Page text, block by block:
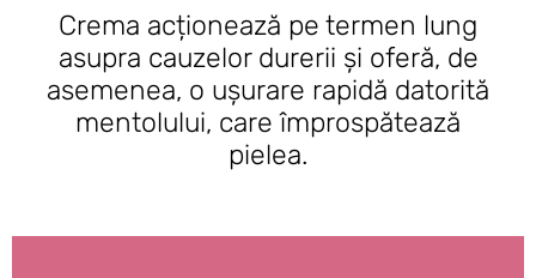
Crema acționează pe termen lung
asupra cauzelor durerii și oferă, de
asemenea, o ușurare rapidă datorită
mentolului, care împrospătează
pielea.